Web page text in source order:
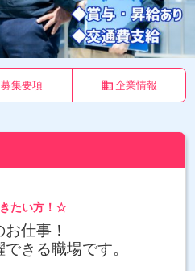
募集要項 business 企業情報
たい方！☆
お仕事！
きる職場です。